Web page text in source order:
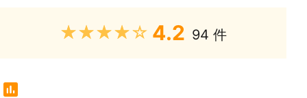
★★★★★ 4.2 94 件